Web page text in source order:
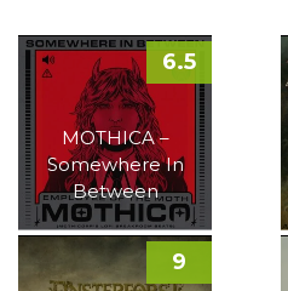
MOTHICA –
Somewhere In
Between
6.5
9